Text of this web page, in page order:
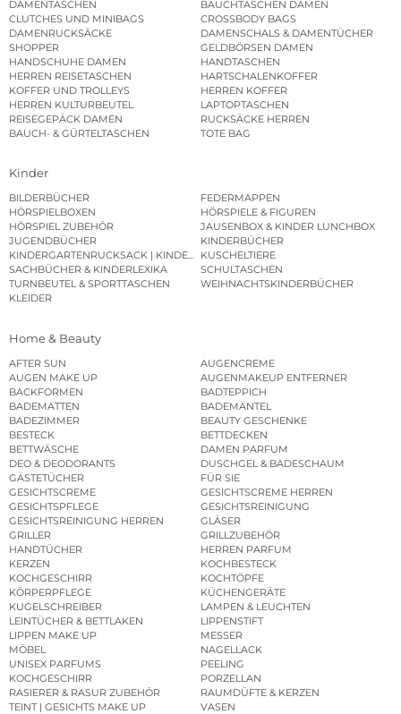
DAMENTASCHEN
BAUCHTASCHEN DAMEN
CLUTCHES UND MINIBAGS
CROSSBODY BAGS
DAMENRUCKSÄCKE
DAMENSCHALS & DAMENTÜCHER
SHOPPER
GELDBÖRSEN DAMEN
HANDSCHUHE DAMEN
HANDTASCHEN
HERREN REISETASCHEN
HARTSCHALENKOFFER
KOFFER UND TROLLEYS
HERREN KOFFER
HERREN KULTURBEUTEL
LAPTOPTASCHEN
REISEGEPÄCK DAMEN
RUCKSÄCKE HERREN
BAUCH- & GÜRTELTASCHEN
TOTE BAG
Kinder
BILDERBÜCHER
FEDERMAPPEN
HÖRSPIELBOXEN
HÖRSPIELE & FIGUREN
HÖRSPIEL ZUBEHÖR
JAUSENBOX & KINDER LUNCHBOX
JUGENDBÜCHER
KINDERBÜCHER
KINDERGARTENRUCKSACK | KINDERGARTENBEUTEL
KUSCHELTIERE
SACHBÜCHER & KINDERLEXIKA
SCHULTASCHEN
TURNBEUTEL & SPORTTASCHEN
WEIHNACHTSKINDERBÜCHER
KLEIDER
Home & Beauty
AFTER SUN
AUGENCREME
AUGEN MAKE UP
AUGENMAKEUP ENTFERNER
BACKFORMEN
BADTEPPICH
BADEMATTEN
BADEMÄNTEL
BADEZIMMER
BEAUTY GESCHENKE
BESTECK
BETTDECKEN
BETTWÄSCHE
DAMEN PARFUM
DEO & DEODORANTS
DUSCHGEL & BADESCHAUM
GÄSTETÜCHER
FÜR SIE
GESICHTSCREME
GESICHTSCREME HERREN
GESICHTSPFLEGE
GESICHTSREINIGUNG
GESICHTSREINIGUNG HERREN
GLÄSER
GRILLER
GRILLZUBEHÖR
HANDTÜCHER
HERREN PARFUM
KERZEN
KOCHBESTECK
KOCHGESCHIRR
KOCHTÖPFE
KÖRPERPFLEGE
KÜCHENGERÄTE
KUGELSCHREIBER
LAMPEN & LEUCHTEN
LEINTÜCHER & BETTLAKEN
LIPPENSTIFT
LIPPEN MAKE UP
MESSER
MÖBEL
NAGELLACK
UNISEX PARFUMS
PEELING
KOCHGESCHIRR
PORZELLAN
RASIERER & RASUR ZUBEHÖR
RAUMDÜFTE & KERZEN
TEINT | GESICHTS MAKE UP
VASEN